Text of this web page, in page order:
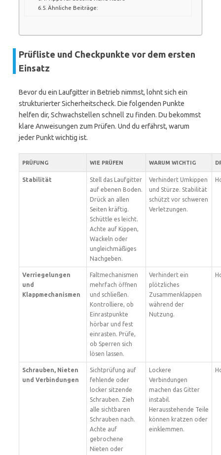
Ähnliche Beiträge:
Prüfliste und Checkpunkte vor dem ersten
Einsatz
Bevor du ein Laufgitter in Betrieb nimmst, lohnt sich ein
strukturierter Sicherheitscheck. Die folgenden Punkte
helfen dir, Schwachstellen schnell zu finden. Du bekommst
klare Anweisungen zum Prüfen. Und du erfährst, warum
jeder Punkt wichtig ist.
PRÜFUNG WIE PRÜFEN WARUM WICHTIG
Stabilität
Stell das Laufgitter
auf ebenen Boden.
Drück an allen
Seiten kräftig.
Schüttle es leicht.
Achte auf Kippen,
Wackeln oder
ungleichmäßiges
Nachgeben.
Verhindert Umkippen
und Stürze. Stabilität
schützt vor schweren
Verletzungen.
Verriegelungen
und
Klappmechanismen
Faltmechanismen
mehrfach öffnen
und schließen.
Kontrolliere, ob
Einrastpunkte
hörbar und fest
einrasten. Prüfe,
ob Sperren sich
lösen lassen.
Verhindert ein
plötzliches
Zusammenklappen
während der
Nutzung.
Schrauben, Nieten
und Verbindungen
Sichtprüfung auf
fehlende oder
locker sitzende
Schrauben. Zieh
alle sichtbaren
Schrauben nach.
Achte auf
gebrochene
Nieten oder
Lockere
Verbindungen
machen das Gitter
instabil.
Herausstehende Teile
können kratzen oder
einklemmen.